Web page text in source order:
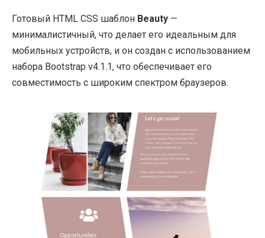
Готовый HTML CSS шаблон Beauty —
минималистичный, что делает его идеальным для
мобильных устройств, и он создан с использованием
набора Bootstrap v4.1.1, что обеспечивает его
совместимость с широким спектром браузеров.